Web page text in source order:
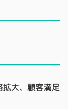
大、顧客満足